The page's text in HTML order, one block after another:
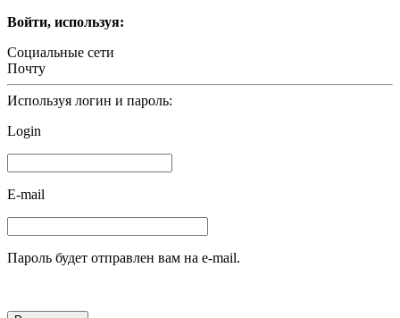
Войти, используя:
Социальные сети
Почту
Используя логин и пароль:
Login
E-mail
Пароль будет отправлен вам на e-mail.